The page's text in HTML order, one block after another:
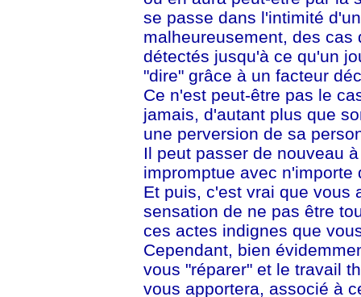
se passe dans l'intimité
malheureusement, des
détectés jusqu'à ce qu'un
"dire" grâce à un facteur
Ce n'est peut-être pas le
jamais, d'autant plus que
une perversion de sa
Il peut passer de nouveau
impromptue avec n'importe
Et puis, c'est vrai que vous
sensation de ne pas être
ces actes indignes que
Cependant, bien
vous "réparer" et le travail
vous apportera, associé à